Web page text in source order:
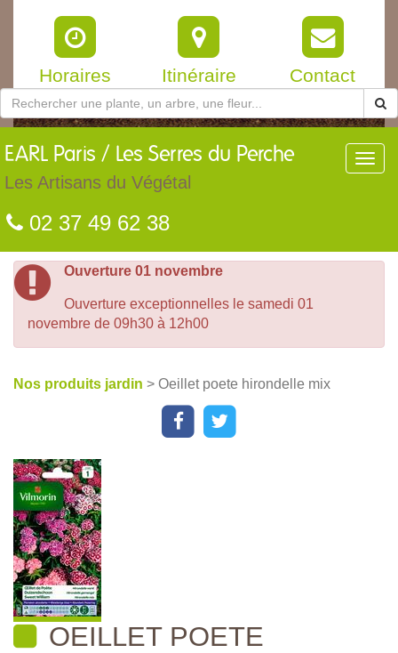
Horaires Itinéraire Contact
EARL Paris / Les Serres du Perche
Les Artisans du Végétal
02 37 49 62 38
Ouverture 01 novembre
Ouverture exceptionnelles le samedi 01
novembre de 09h30 à 12h00
Nos produits jardin > Oeillet poete hirondelle mix
OEILLET POETE